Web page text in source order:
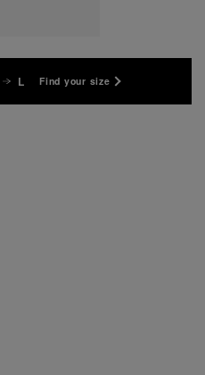
L Find your size